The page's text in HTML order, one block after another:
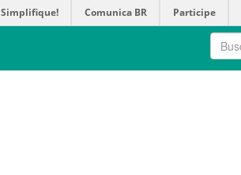
Simplifique! Comunica BR Participe